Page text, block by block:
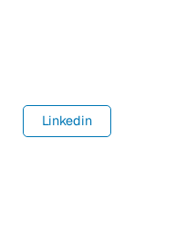
Linkedin